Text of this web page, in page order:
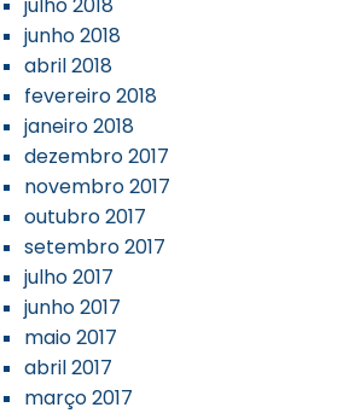
julho 2018
junho 2018
abril 2018
fevereiro 2018
janeiro 2018
dezembro 2017
novembro 2017
outubro 2017
setembro 2017
julho 2017
junho 2017
maio 2017
abril 2017
março 2017